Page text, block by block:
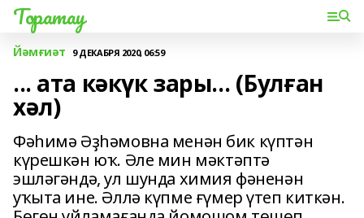
Торатау
Йәмғиәт 9 ДЕКАБРЯ 2020, 06:59
... ата кәкүк зары... (Булған
хәл)
Фәһимә Әҙһәмовна менән бик күптән
күрешкән юҡ. Әле мин мәктәптә
эшләгәндә, ул шунда химия фәненән
уҡыта ине. Әллә күпме ғүмер үтеп киткән.